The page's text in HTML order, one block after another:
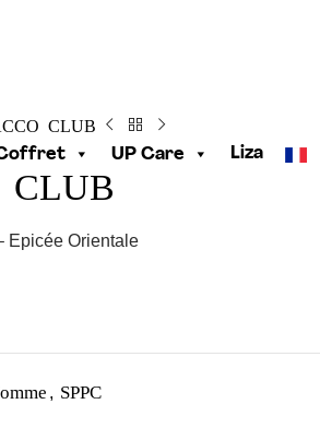
UP Care Liza
CLUB
CLUB
Epicée Orientale
, SPPC